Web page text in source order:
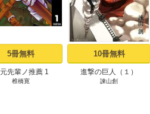
5冊無料
先輩ノ推薦 1
椎橋寛
10冊無料
進撃の巨人（１）
諫山創